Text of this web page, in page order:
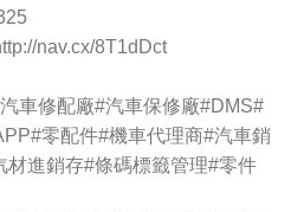
nav.cx/8T1dDct
車修配廠#汽車保修廠#DMS#
零配件#機車代理商#汽車銷
進銷存#條碼標籤管理#零件